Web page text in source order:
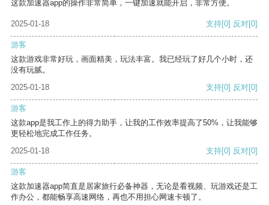
这款加速器app的操作非常简单，一键加速就能开启，非常方便。
2025-01-18 支持[0] 反对[0]
游客
这款游戏非常好玩，画面精美，玩法丰富。我已经玩了好几个小时，还
没有玩腻。
2025-01-18
支持[0] 反对[0]
游客
这款app是我工作上的得力助手，让我的工作效率提高了50%，让我能够
更轻松地完成工作任务。
2025-01-18
支持[0] 反对[0]
游客
这款加速器app简直是居家旅行必备神器，无论是看视频、玩游戏还是工
作办公，都能畅享高速网络，再也不用担心网速卡顿了。